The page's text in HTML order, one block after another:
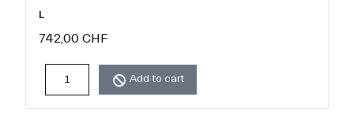
L
742,00 CHF
Add to cart